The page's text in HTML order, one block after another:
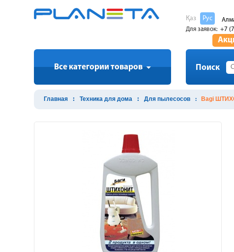
Қаз Рус
Для заявок: +7
Все категории товаров Поиск
Главная Техника для дома Для пылесосов Bagi